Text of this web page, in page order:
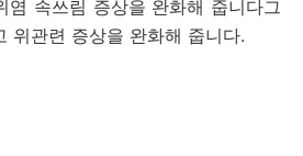
염 속쓰림 증상을 완화해 줍니다그
위관련 증상을 완화해 줍니다.